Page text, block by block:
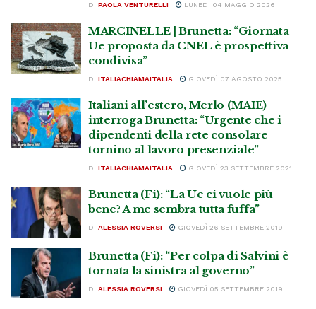
DI PAOLA VENTURELLI LUNEDÌ 04 MAGGIO 2026
MARCINELLE | Brunetta: “Giornata
Ue proposta da CNEL è prospettiva
condivisa”
DI ITALIACHIAMAITALIA GIOVEDÌ 07 AGOSTO 2025
Italiani all’estero, Merlo (MAIE)
interroga Brunetta: “Urgente che i
dipendenti della rete consolare
tornino al lavoro presenziale”
DI ITALIACHIAMAITALIA GIOVEDÌ 23 SETTEMBRE 2021
Brunetta (Fi): “La Ue ci vuole più
bene? A me sembra tutta fuffa”
DI ALESSIA ROVERSI GIOVEDÌ 26 SETTEMBRE 2019
Brunetta (Fi): “Per colpa di Salvini è
tornata la sinistra al governo”
DI ALESSIA ROVERSI GIOVEDÌ 05 SETTEMBRE 2019